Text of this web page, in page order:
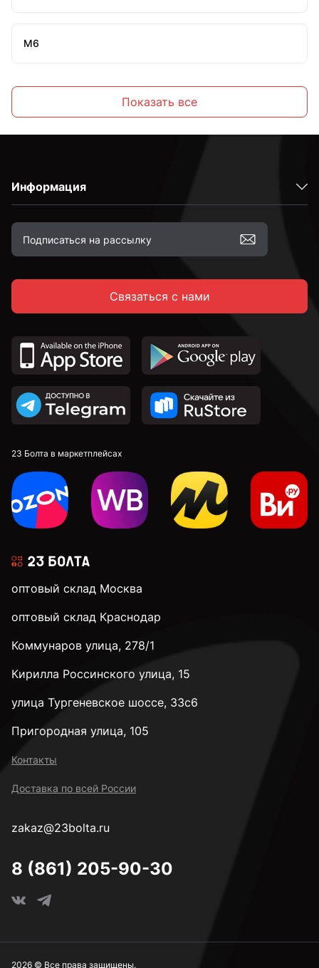
М6
М12
М14
М18
М20
М22
М24
М42
М48
Высокопрочные М12
Показать все
Информация
Связаться с нами
23 Болта в маркетплейсах
оптовый склад Москва
оптовый склад Краснодар
Коммунаров улица, 278/1
Кирилла Россинского улица, 15
улица Тургеневское шоссе, 33с6
Пригородная улица, 105
Контакты
Доставка по всей России
zakaz@23bolta.ru
8 (861) 205-90-30
2026 © Все права защищены.